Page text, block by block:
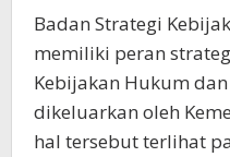
Badan Strategi
memiliki peran
Kebijakan Hukum
dikeluarkan oleh
hal tersebut terlihat